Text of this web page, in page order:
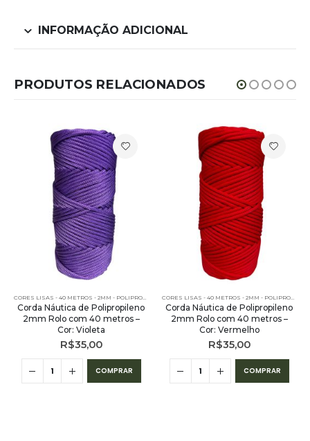
INFORMAÇÃO ADICIONAL
PRODUTOS RELACIONADOS
CORES LISAS - 40 METROS - 2MM - POLIPROPILENO
Corda Náutica de Polipropileno
2mm Rolo com 40 metros –
Cor: Violeta
R$35,00
COMPRAR
CORES LISAS - 40 METROS - 2MM - POLIPROPILENO
Corda Náutica de Polipropileno
2mm Rolo com 40 metros –
Cor: Vermelho
R$35,00
COMPRAR